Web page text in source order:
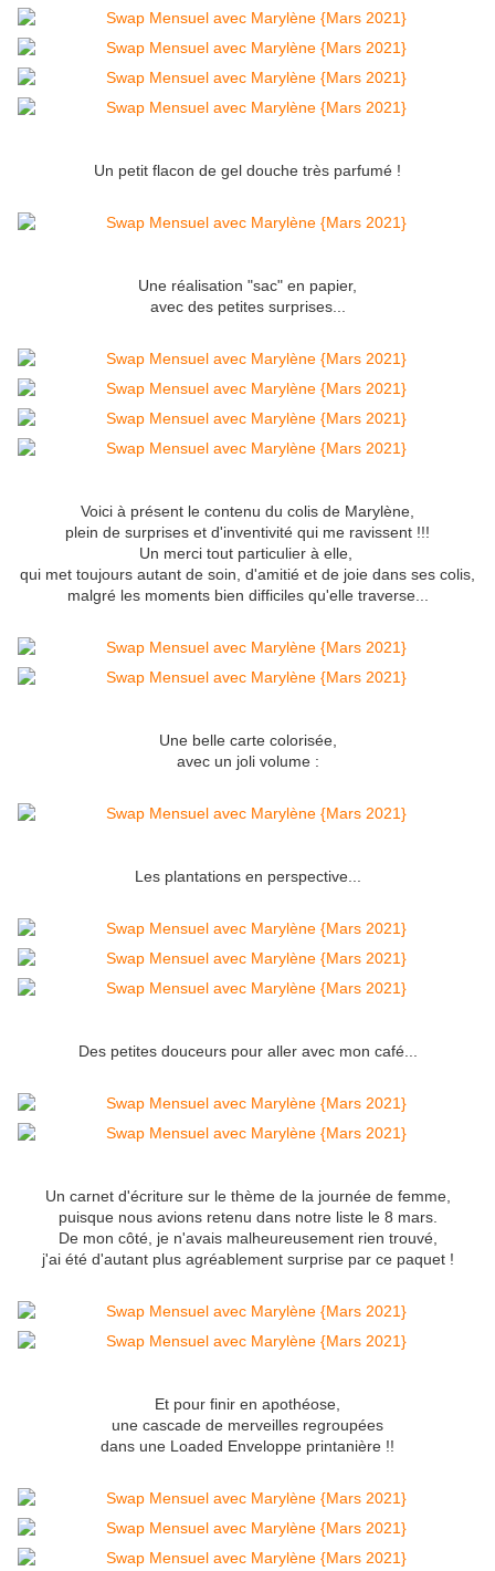
Un petit flacon de gel douche très parfumé !
Une réalisation "sac" en papier,
avec des petites surprises...
Voici à présent le contenu du colis de Marylène,
plein de surprises et d'inventivité qui me ravissent !!!
Un merci tout particulier à elle,
qui met toujours autant de soin, d'amitié et de joie dans ses colis,
malgré les moments bien difficiles qu'elle traverse...
Une belle carte colorisée,
avec un joli volume :
Les plantations en perspective...
Des petites douceurs pour aller avec mon café...
Un carnet d'écriture sur le thème de la journée de femme,
puisque nous avions retenu dans notre liste le 8 mars.
De mon côté, je n'avais malheureusement rien trouvé,
j'ai été d'autant plus agréablement surprise par ce paquet !
Et pour finir en apothéose,
une cascade de merveilles regroupées
dans une Loaded Enveloppe printanière !!